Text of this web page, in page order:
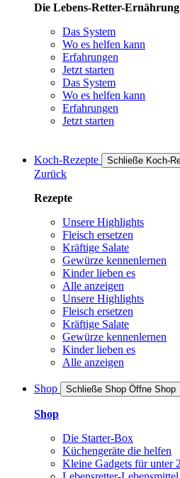
Die Lebens-Retter-Ernährung
Das System
Wo es helfen kann
Erfahrungen
Jetzt starten
Das System
Wo es helfen kann
Erfahrungen
Jetzt starten
Koch-Rezepte Schließe Koch-
Zurück
Rezepte
Unsere Highlights
Fleisch ersetzen
Kräftige Salate
Gewürze kennenlernen
Kinder lieben es
Alle anzeigen
Unsere Highlights
Fleisch ersetzen
Kräftige Salate
Gewürze kennenlernen
Kinder lieben es
Alle anzeigen
Shop Schließe Shop Öffne Shop
Shop
Die Starter-Box
Küchengeräte die helfen
Kleine Gadgets für unter